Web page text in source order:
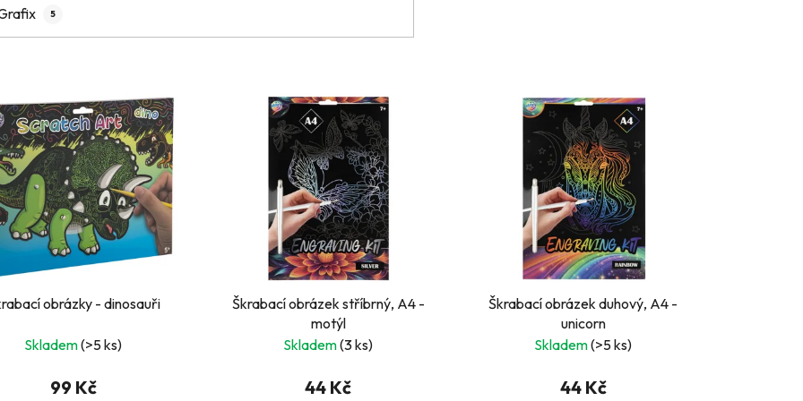
5
Škrabací obrázky - dinosauři
Skladem(>5 ks)
99 Kč
Škrabací obrázek stříbrný, A4 -
motýl
Skladem(3 ks)
44 Kč
Škrabací obrázek duhový, A4 -
unicorn
Skladem(>5 ks)
44 Kč